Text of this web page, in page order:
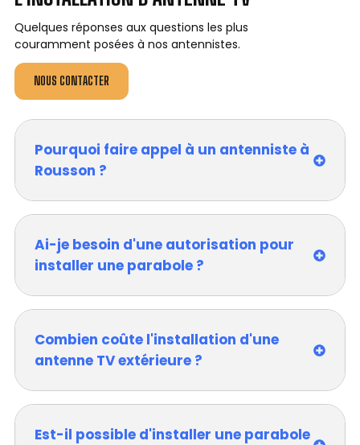
Quelques réponses aux questions les plus
couramment posées à nos antennistes.
NOUS CONTACTER
Pourquoi faire appel à un antenniste à
Rousson ?
Ai-je besoin d'une autorisation pour
installer une parabole ?
Combien coûte l'installation d'une
antenne TV extérieure ?
Est-il possible d'installer une parabole